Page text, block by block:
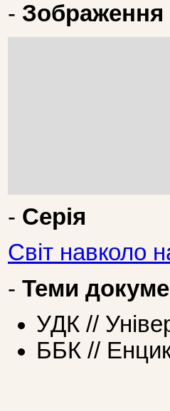
- Зображення
- Серія
Світ навколо
- Теми
УДК //
ББК //